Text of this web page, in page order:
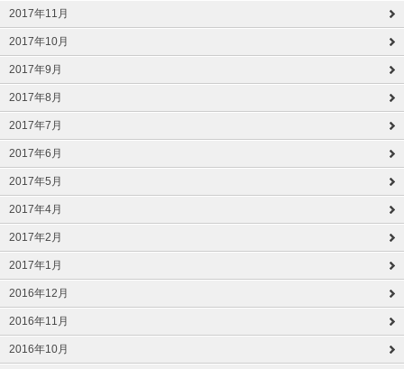
2017年11月
2017年10月
2017年9月
2017年8月
2017年7月
2017年6月
2017年5月
2017年4月
2017年2月
2017年1月
2016年12月
2016年11月
2016年10月